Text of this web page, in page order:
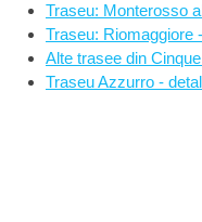
Traseu: Monterosso
Traseu: Riomaggiore
Alte trasee din
Traseu Azzurro -